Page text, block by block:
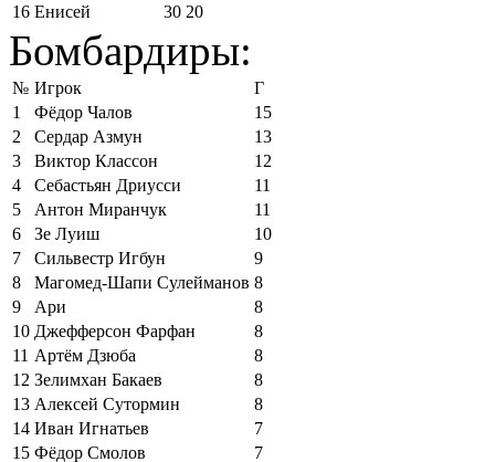
16 Енисей 30 20
Бомбардиры:
№ Игрок
Г
1
Фёдор Чалов
15
2
Сердар Азмун
13
3
Виктор Классон
12
4
Себастьян Дриусси
11
5
Антон Миранчук
11
6
Зе Луиш
10
7
Сильвестр Игбун
9
8
Магомед-Шапи Сулейманов 8
9
Ари
8
10 Джефферсон Фарфан
8
11 Артём Дзюба
8
12 Зелимхан Бакаев
8
13 Алексей Сутормин
8
14 Иван Игнатьев
7
15 Фёдор Смолов 7